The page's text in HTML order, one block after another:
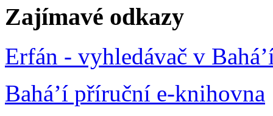
Zajímavé odkazy
Erfán - vyhledávač v
Bahá’í příruční e-knihovna